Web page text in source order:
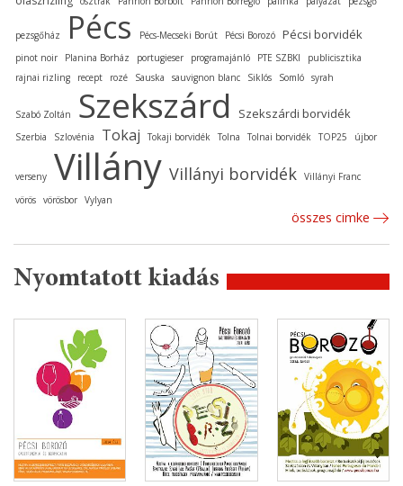
pezsgőház Pécs Pécs-Mecseki Borút Pécsi Borozó Pécsi borvidék
pinot noir Planina Borház portugieser programajánló PTE SZBKI
publicisztika
rajnai rizling
recept rozé Sauska sauvignon blanc Siklós Somló syrah
Szabó Zoltán Szekszárd Szekszárdi borvidék
Szerbia Szlovénia Tokaj Tokaji borvidék Tolna Tolnai borvidék TOP25 újbor
verseny Villány Villányi borvidék Villányi Franc
vörös vörösbor Vylyan
összes cimke
Nyomtatott kiadás